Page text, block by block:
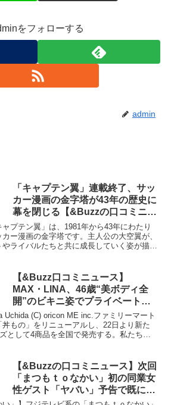
をフォローする
admin
「キャプテン翼」連載終了、サッ
カー漫画の金字塔が43年の歴史に
幕を閉じる【&Buzzの口コミニュ
ース】
ャプテン翼」は、1981年から43年にわたり
ー漫画の金字塔です。主人公の大空翼が、
ライバルたちと共に成長していく姿が描か
【&Buzz口コミニュース】
MAX・LINA、46歳“美ボディ全
開”のビキニ姿でプライベート旅
を満喫「宮古島ありがとう！」 |
ORICON NEWS
Uchida (C) oricon ME inc.ファミリーマート
もの」をリニューアルし、22日より新た
として4商品を全国で発売する。私たちマ
【&Buzzの口コミニュース】次回
「まつもｔｏなかい」初の同業女
性ゲスト「ヤバい」予告で既に火
花も「シュール…」 : スポーツ報